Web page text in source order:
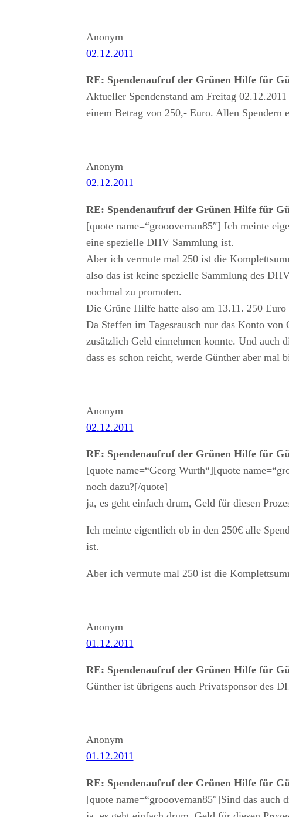
Anonym
02.12.2011
RE: Spendenaufruf der Grünen Hilfe für
Aktueller Spendenstand am Freitag
einem Betrag von 250,- Euro. Allen Spendern
Anonym
02.12.2011
RE: Spendenaufruf der Grünen Hilfe für
[quote name=“groooveman85″] Ich meinte
eine spezielle DHV Sammlung ist.
Aber ich vermute mal 250 ist die
also das ist keine spezielle Sammlung des
nochmal zu promoten.
Die Grüne Hilfe hatte also am 13.11. 250 Euro
Da Steffen im Tagesrausch nur das Konto von
zusätzlich Geld einnehmen konnte. Und auch
dass es schon reicht, werde Günther aber mal
Anonym
02.12.2011
RE: Spendenaufruf der Grünen Hilfe für
[quote name=“Georg Wurth“][quote
noch dazu?[/quote]
ja, es geht einfach drum, Geld für diesen
Ich meinte eigentlich ob in den 250€ alle
ist.
Aber ich vermute mal 250 ist die
Anonym
01.12.2011
RE: Spendenaufruf der Grünen Hilfe für
Günther ist übrigens auch Privatsponsor des
Anonym
01.12.2011
RE: Spendenaufruf der Grünen Hilfe für
[quote name=“groooveman85″]Sind das